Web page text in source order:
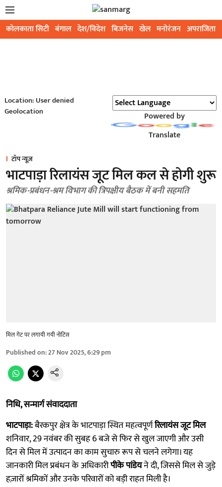
कोलकाता सिटी बंगाल देश/विदेश बिजनेस खेल मनोरंजन अपराजिता
Location: User denied
Geolocation
Powered by
Translate
टॉप न्यूज़
भाटपाड़ा रिलायंस जूट मिल कल से होगी शुरू
श्रमिक-प्रबंधन-श्रम विभाग की त्रिपक्षीय बैठक में बनी सहमति
मिल गेट पर लगायी गयी नोटिस
Published on:27 Nov 2025, 6:29 pm
निधि, सन्मार्ग संवाददाता
भाटपाड़ा:बैरकपुर क्षेत्र के भाटपाड़ा स्थित महत्वपूर्णरिलायंस जूट मिल
शनिवार, 29 नवंबर की सुबह 6 बजे से फिर से खुल जाएगी और उसी
दिन से मिल में उत्पादन का काम सुचारु रूप से चलने लगेगा। यह
जानकारी मिल प्रबंधन के अधिकारीपीके पांडेयने दी, जिससे मिल से जुड़े
हज़ारों श्रमिकों और उनके परिवारों को बड़ी राहत मिली है।